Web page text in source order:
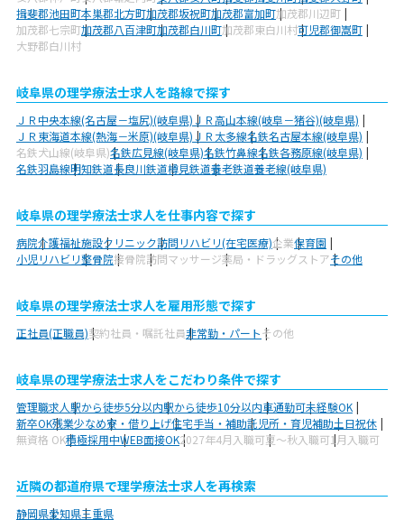
揖斐郡池田町本巣郡北方町加茂郡坂祝町加茂郡富加町加茂郡川辺町
加茂郡七宗町加茂郡八百津町加茂郡白川町加茂郡東白川村可児郡御嵩町
大野郡白川村
岐阜県の理学療法士求人を路線で探す
ＪＲ中央本線(名古屋－塩尻)(岐阜県)ＪＲ高山本線(岐阜－猪谷)(岐阜県)
ＪＲ東海道本線(熱海－米原)(岐阜県)ＪＲ太多線名鉄名古屋本線(岐阜県)
名鉄犬山線(岐阜県)名鉄広見線(岐阜県)名鉄竹鼻線名鉄各務原線(岐阜県)
名鉄羽島線明知鉄道長良川鉄道樽見鉄道養老鉄道養老線(岐阜県)
岐阜県の理学療法士求人を仕事内容で探す
病院介護福祉施設クリニック訪問リハビリ(在宅医療)企業保育園
小児リハビリ整骨院接骨院訪問マッサージ薬局・ドラッグストアその他
岐阜県の理学療法士求人を雇用形態で探す
正社員(正職員)契約社員・嘱託社員非常勤・パートその他
岐阜県の理学療法士求人をこだわり条件で探す
管理職求人駅から徒歩5分以内駅から徒歩10分以内車通勤可未経験OK
新卒OK残業少なめ寮・借り上げ住宅手当・補助託児所・育児補助土日祝休
無資格 OK積極採用中WEB面接OK2027年4月入職可夏～秋入職可1月入職可
近隣の都道府県で理学療法士求人を再検索
静岡県愛知県三重県